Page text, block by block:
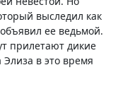
выследил как
ее ведьмой.
прилетают дикие
в это время